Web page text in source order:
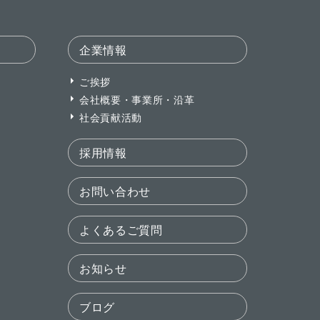
企業情報
ご挨拶
会社概要・事業所・沿革
社会貢献活動
採用情報
お問い合わせ
よくあるご質問
お知らせ
ブログ